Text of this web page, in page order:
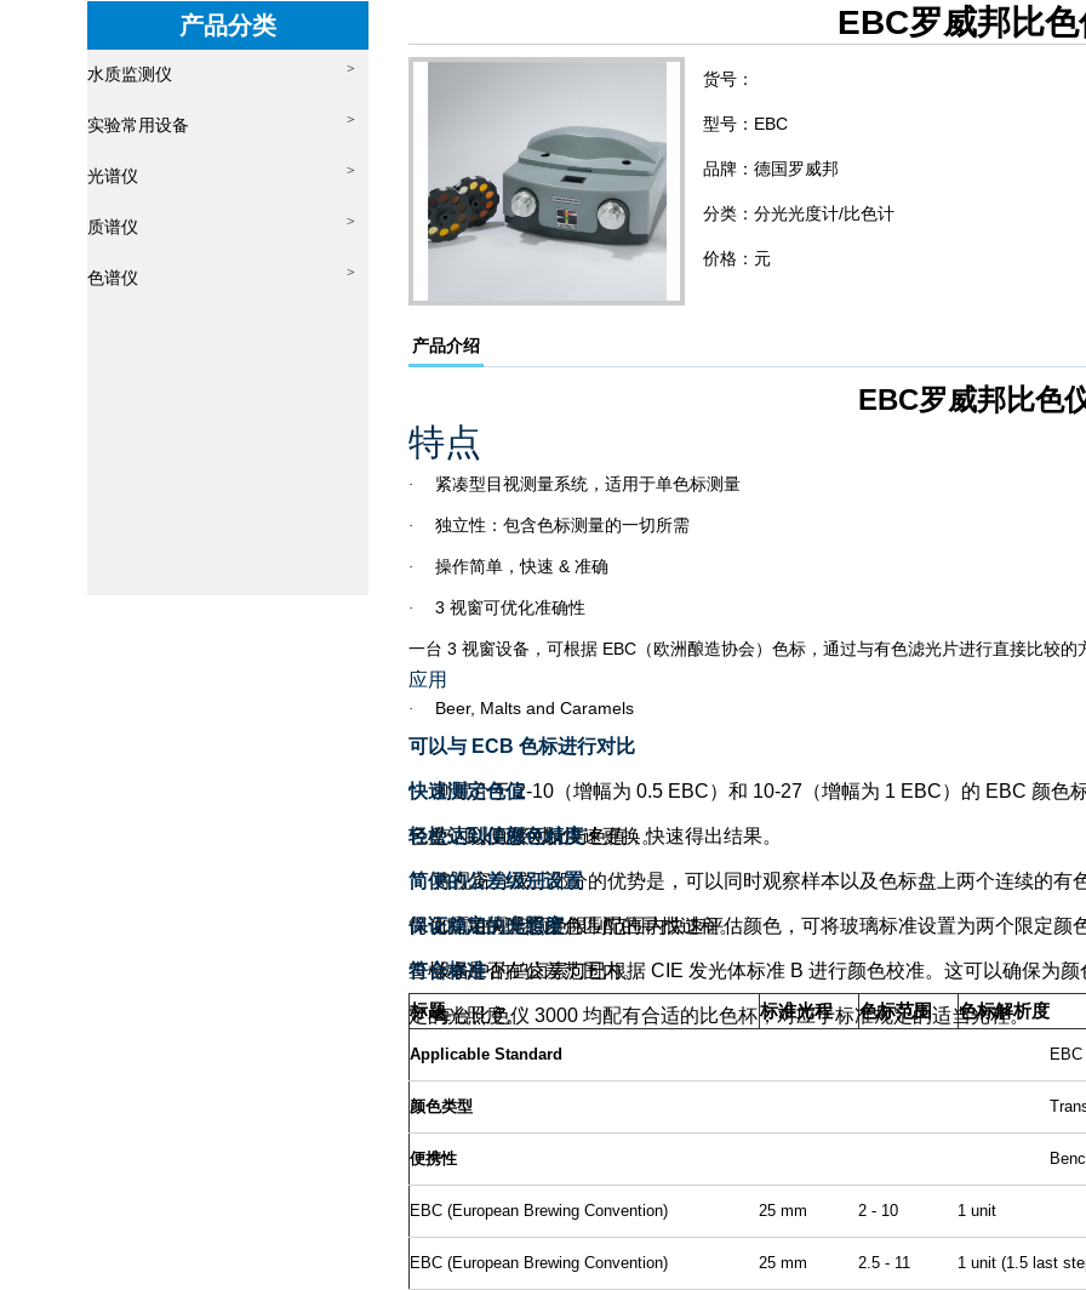
产品分类
>
水质监测仪
>
实验常用设备
>
光谱仪
>
质谱仪
>
色谱仪
EBC罗威邦比色
货号：
型号：EBC
品牌：德国罗威邦
分类：分光光度计/比色计
价格：元
产品介绍
EBC罗威邦比色
特点
· 紧凑型目视测量系统，适用于单色标测量
· 独立性：包含色标测量的一切所需
· 操作简单，快速 & 准确
· 3 视窗可优化准确性
一台 3 视窗设备，可根据 EBC （欧洲酿造协会）色标，通过与有色滤光片进行直接比较
应用
· Beer, Malts and Caramels
可以与 ECB 色标进行对比
测量介于2-10 （增幅为 0.5 EBC）和 10-27 （增幅为 1 EBC）的 EBC 颜色
色盘，以便您可以快速更换。
快速测定色值
您可以直接对比与色值，快速得出结果。
轻松达到佳颜色精度
将视窗分成三部分的优势是，可以同时观察样本以及色标盘上两个连续的有
简化并加快理想颜色匹配的寻找过程。
简便的公差级别设置
如需在规定颜色限制范围内快速评估颜色，可将玻璃标准设置为两个限定颜
查样本是否在公差范围内。
保证稳定的光照度
设备中的钨卤素灯已根据 CIE 发光体标准 B 进行颜色校准。这可以确保为颜
定的光照度。
符合标准
每台比色仪 3000 均配有合适的比色杯，对应于标准规定的适当光程。
Applicable Standard
颜色类型
便携性
标题 标准光程 色标范围 色标解析度
EBC (European Brewing Convention) 25 mm 2 - 10 1 unit
EBC (European Brewing Convention) 25 mm 2.5 - 11 1 unit (1.5 last